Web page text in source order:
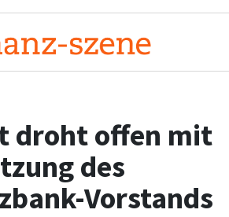
droht offen mit
des
Vorstands